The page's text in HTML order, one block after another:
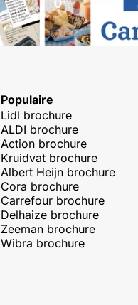
Populaire
Lidl brochure
ALDI brochure
Action brochure
Kruidvat brochure
Albert Heijn brochure
Cora brochure
Carrefour brochure
Delhaize brochure
Zeeman brochure
Wibra brochure